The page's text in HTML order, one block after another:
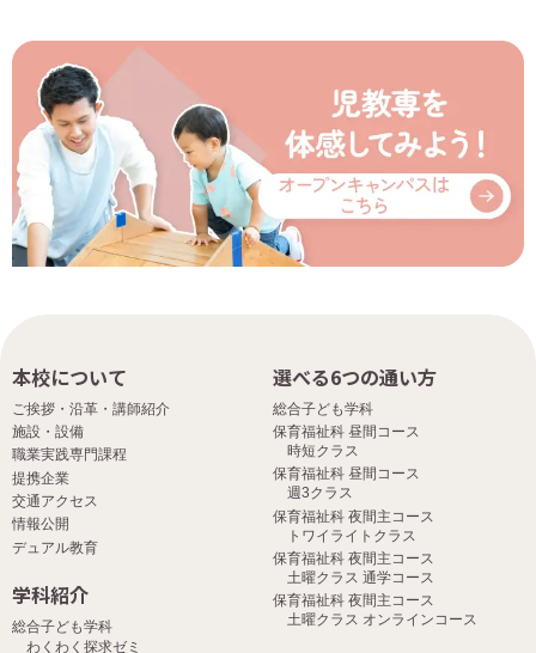
本校について
ご挨拶・沿革・講師紹介
施設・設備
職業実践専門課程
提携企業
交通アクセス
情報公開
デュアル教育
選べる6つの通い方
総合子ども学科
保育福祉科 昼間コース
時短クラス
保育福祉科 昼間コース
週3クラス
保育福祉科 夜間主コース
トワイライトクラス
保育福祉科 夜間主コース
土曜クラス 通学コース
保育福祉科 夜間主コース
土曜クラス オンラインコース
学科紹介
総合子ども学科
わくわく探求ゼミ